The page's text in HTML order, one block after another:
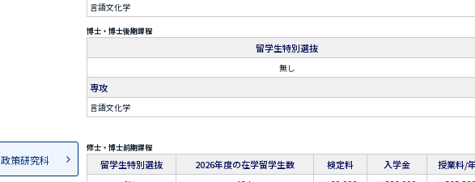
言語文化学
博士・博士後期課程
留学生特別選抜
無し
専攻
言語文化学
策研究科
修士・博士前期課程
留学生特別選抜 2026年度の在学留学生数 検定料 入学金 授業料/